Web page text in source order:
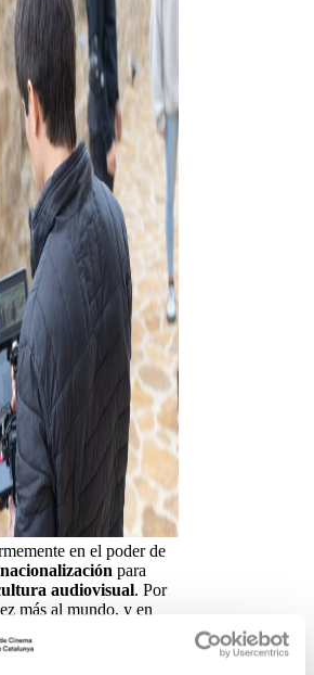
en el poder de
para
audiovisual. Por
más al mundo, y en
región llena de